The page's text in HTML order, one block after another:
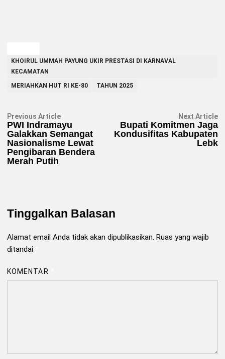
KHOIRUL UMMAH PAYUNG UKIR PRESTASI DI KARNAVAL
KECAMATAN
MERIAHKAN HUT RI KE-80
TAHUN 2025
Navigasi
pos
Previous ArticlePrevious
article:
PWI Indramayu
Galakkan Semangat
Nasionalisme Lewat
Pengibaran Bendera
Merah Putih
Next Article
Bupati Komitmen Jaga
Kondusifitas Kabupaten
Lebk
Tinggalkan Balasan
Alamat email Anda tidak akan dipublikasikan. Ruas yang wajib
ditandai
KOMENTAR